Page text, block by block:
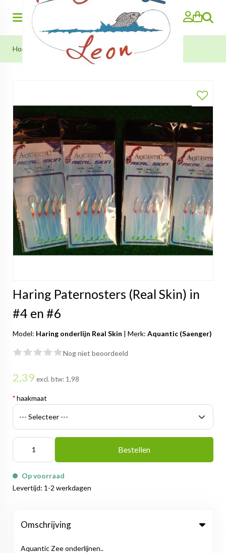
Zoeken
Home Haring Paternosters (Real Skin) in #4 en #6
Haring Paternosters (Real Skin) in
#4 en #6
Model: Haring onderlijn Real Skin | Merk: Aquantic (Saenger)
Nog niet beoordeeld
2,39 excl. btw: 1,98
*haakmaat
Bestellen
Op voorraad
Levertijd: 1-2 werkdagen
Omschrijving
Aquantic Zee onderlijnen..